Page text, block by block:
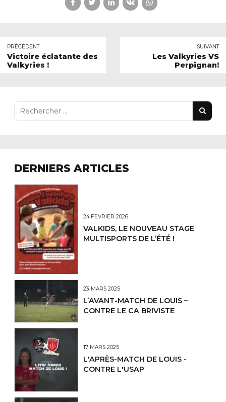
PRÉCÉDENT
Victoire éclatante des
Valkyries !
SUIVANT
Les Valkyries VS
Perpignan!
DERNIERS ARTICLES
24 FÉVRIER 2026
VALKIDS, LE NOUVEAU STAGE
MULTISPORTS DE L’ÉTÉ !
23 MARS 2025
L’AVANT-MATCH DE LOUIS –
CONTRE LE CA BRIVISTE
17 MARS 2025
L'APRÈS-MATCH DE LOUIS -
CONTRE L'USAP